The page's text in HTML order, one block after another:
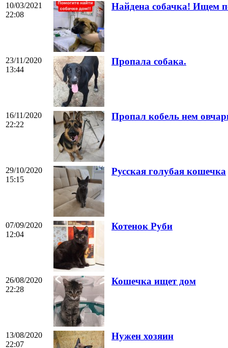
10/03/2021
22:08
Найдена собачка! Ищем
23/11/2020
13:44
Пропала собака.
16/11/2020
22:22
Пропал кобель нем
29/10/2020
15:15
Русская голубая кошечка
07/09/2020
12:04
Котенок Руби
26/08/2020
22:28
Кошечка ищет дом
13/08/2020
22:07
Нужен хозяин